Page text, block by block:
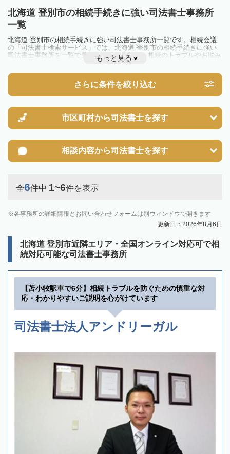
北海道 登別市の相続手続きに強い司法書士事務所
一覧
北海道 登別市の相続手続きに強い司法書士事務所一覧です。相続会議
の「司法書士検索サービス」では、北海道 登別市の相続手続きに強い
司法書士事務所を一覧で見ることが出来ます。相続のトラブルやお悩み
を抱えている方は一度近隣の司法書士に相談してみましょう。
もっと見る
さらに条件を絞り込む
市区町村から司法書士を探す
相談内容から司法書士を探す
全6件中 1~6件を表示
各事務所の詳細情報とお問い合わせフォームは別ウィンドウで開きます
更新日：2026年8月6日
北海道 登別市近隣エリア・全国オンライン対応可で相
続対応可能な司法書士事務所
【苫小牧駅車で6分】相続トラブルを防ぐための慎重な対
応・わかりやすいご説明を心がけています
司法書士法人アンドリーガル